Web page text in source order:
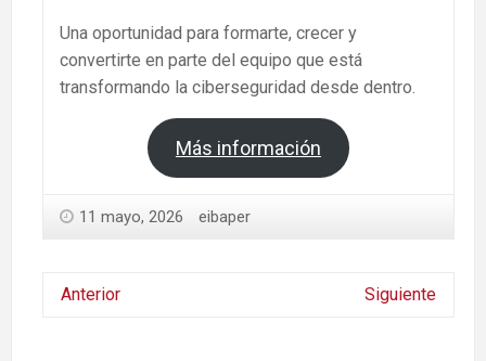
Una oportunidad para formarte, crecer y
convertirte en parte del equipo que está
transformando la ciberseguridad desde dentro.
Más información
11 mayo, 2026 eibaper
Anterior Siguiente